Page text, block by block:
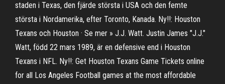
staden i Texas, den fjärde största i USA och den femte
största i Nordamerika, efter Toronto, Kanada. Ny!!: Houston
Texans och Houston · Se mer » J.J. Watt. Justin James "J.J."
Watt, född 22 mars 1989, är en defensive end i Houston
Texans i NFL. Ny!!: Get Houston Texans Game Tickets online
for all Los Angeles Football games at the most affordable